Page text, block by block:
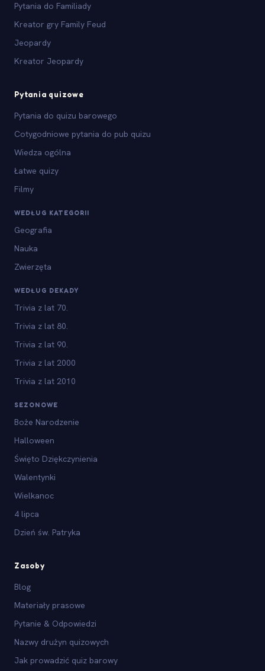
Pytania do Familiady
Kreator gry Family Feud
Jeopardy
Kreator Jeopardy
Pytania quizowe
Pytania do quizu barowego
Cotygodniowe pytania do pub quizu
Wiedza ogólna
Łatwe quizy
Filmy
WEDŁUG KATEGORII
Geografia
Nauka
Zwierzęta
WEDŁUG DEKADY
Trivia z lat 70.
Trivia z lat 80.
Trivia z lat 90.
Trivia z lat 2000
Trivia z lat 2010
SEZONOWE
Boże Narodzenie
Halloween
Święto Dziękczynienia
Walentynki
Wielkanoc
4 lipca
Dzień św. Patryka
Zasoby
Blog
Materiały prasowe
Pytanie & Odpowiedzi
Nazwy drużyn quizowych
Jak prowadzić quiz barowy